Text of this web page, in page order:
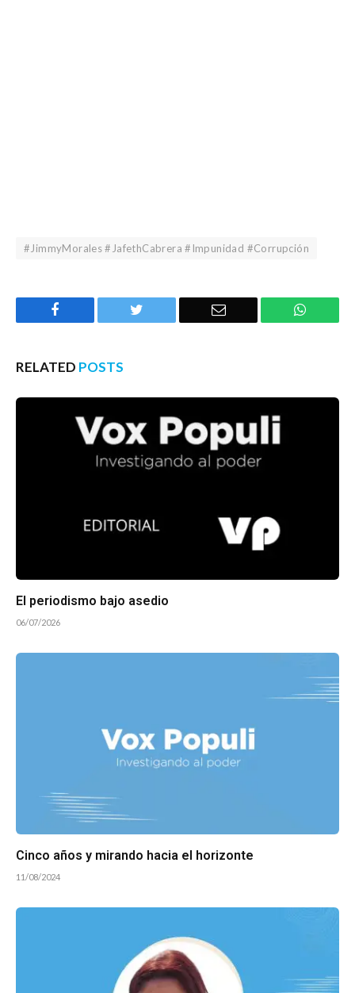
#JimmyMorales #JafethCabrera #Impunidad #Corrupción
Email
RELATED POSTS
El periodismo bajo asedio
06/07/2026
Cinco años y mirando hacia el horizonte
11/08/2024